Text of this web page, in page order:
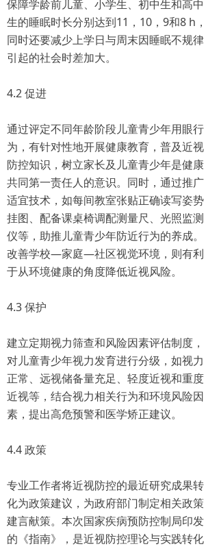
保障学龄前儿童、小学生、初中生和高中
生的睡眠时长分别达到11，10，9和8 h，
同时还要减少上学日与周末因睡眠不规律
引起的社会时差加大。
4.2 促进
通过评定不同年龄阶段儿童青少年用眼行
为，有针对性地开展健康教育，普及近视
防控知识，树立家长及儿童青少年是健康
共同第一责任人的意识。同时，通过推广
适宜技术，如每间教室张贴正确读写姿势
挂图、配备课桌椅调配测量尺、光照监测
仪等，助推儿童青少年防近行为的养成。
改善学校—家庭—社区视觉环境，则有利
于从环境健康的角度降低近视风险。
4.3 保护
建立定期视力筛查和风险因素评估制度，
对儿童青少年视力发育进行分级，如视力
正常、远视储备量充足、轻度近视和重度
近视等，结合视力相关行为和环境风险因
素，提出高危预警和医学矫正建议。
4.4 政策
专业工作者将近视防控的最近研究成果转
化为政策建议，为政府部门制定相关政策
建言献策。本次国家疾病预防控制局印发
的《指南》，是近视防控理论与实践转化